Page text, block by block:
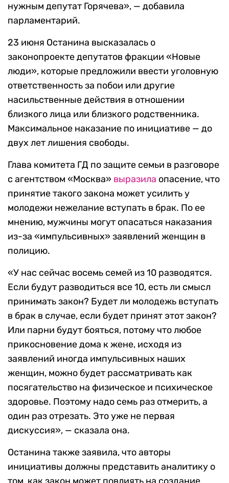
нужным депутат Горячева», — добавила
парламентарий.
23 июня Останина высказалась о
законопроекте депутатов фракции «Новые
люди», которые предложили ввести уголовную
ответственность за побои или другие
насильственные действия в отношении
близкого лица или близкого родственника.
Максимальное наказание по инициативе — до
двух лет лишения свободы.
Глава комитета ГД по защите семьи в разговоре
с агентством «Москва» выразила опасение, что
принятие такого закона может усилить у
молодежи нежелание вступать в брак. По ее
мнению, мужчины могут опасаться наказания
из-за «импульсивных» заявлений женщин в
полицию.
«У нас сейчас восемь семей из 10 разводятся.
Если будут разводиться все 10, есть ли смысл
принимать закон? Будет ли молодежь вступать
в брак в случае, если будет принят этот закон?
Или парни будут бояться, потому что любое
прикосновение дома к жене, исходя из
заявлений иногда импульсивных наших
женщин, можно будет рассматривать как
посягательство на физическое и психическое
здоровье. Поэтому надо семь раз отмерить, а
один раз отрезать. Это уже не первая
дискуссия», — сказала она.
Останина также заявила, что авторы
инициативы должны представить аналитику о